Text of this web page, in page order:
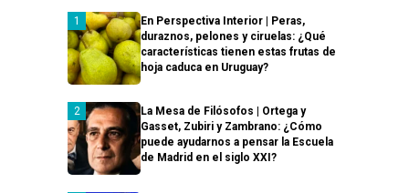
En Perspectiva Interior | Peras,
duraznos, pelones y ciruelas: ¿Qué
características tienen estas frutas de
hoja caduca en Uruguay?
La Mesa de Filósofos | Ortega y
Gasset, Zubiri y Zambrano: ¿Cómo
puede ayudarnos a pensar la Escuela
de Madrid en el siglo XXI?